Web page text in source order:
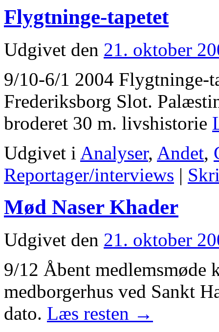
Flygtninge-tapetet
Udgivet den 21. oktober
9/10-6/1 2004 Flygtninge-
Frederiksborg Slot.
broderet 30 m. livshistorie
Udgivet i Analyser, Andet,
Reportager/interviews |
Mød Naser Khader
Udgivet den 21. oktober
9/12 Åbent
medborgerhus ved Sankt
dato. Læs resten →